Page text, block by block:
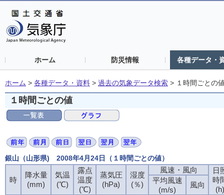
ホーム 防災情報 各種データ・
ホーム > 各種データ・資料 > 過去の気象データ検索 > １時間ごとの
１時間ごとの値
銀山（山形県) 2008年4月24日（１時間ごとの値）
時
降水量
(mm)
気温
(℃)
露点
温度
(℃)
蒸気圧
(hPa)
湿度
(％)
風速・風向
日
時
(h)
平均風速
(m/s)
風向